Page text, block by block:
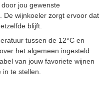
jou gewenste
De wijnkoeler zorgt ervoor dat
blijft.
tussen de 12°C en
het algemeen ingesteld
van jouw favoriete wijnen
te stellen.